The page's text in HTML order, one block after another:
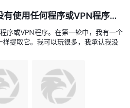
有使用任何程序或VPN程序。
小余额1600，我能像往常一样
，我承认我没有遵守规则。
序或VPN程序。在第一轮中，我有一个
提取它。我可以玩很多，我承认我没